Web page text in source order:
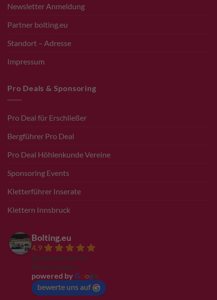
Newsletter Anmeldung
Partner bolting.eu
Standort – Adresse
Impressum
Pro Deals & Sponsoring
Pro Deal für Erschließer
Bergführer Pro Deal
Pro Deal Höhlenkunde Vereine
Sponsoring Events
Kletterführer Inserate
Klettern Innsbruck
Bolting.eu
4.9
Basierend auf 94
Bewertungen
powered by G ogl
bewerte uns auf